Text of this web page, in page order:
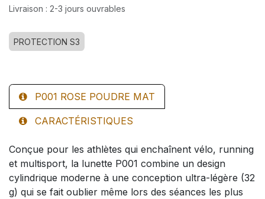
Livraison : 2-3 jours ouvrables
PROTECTION S3
P001 ROSE POUDRE MAT
CARACTÉRISTIQUES
Conçue pour les athlètes qui enchaînent vélo, running
et multisport, la lunette P001 combine un design
cylindrique moderne à une conception ultra-légère (32
g) qui se fait oublier même lors des séances les plus